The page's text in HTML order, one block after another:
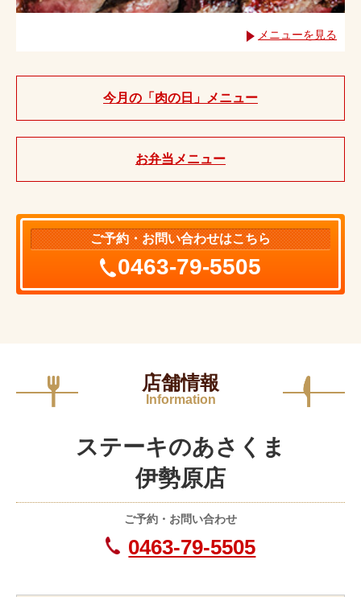
メニューを見る
今月の「肉の日」メニュー
お弁当メニュー
ご予約・お問い合わせはこちら
0463-79-5505
店舗情報
Information
ステーキのあさくま
伊勢原店
ご予約・お問い合わせ
0463-79-5505